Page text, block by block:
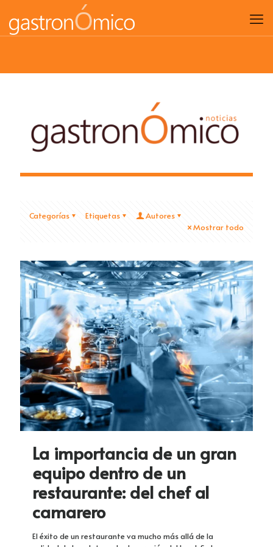
Categorías Etiquetas
Autores
Mostrar todo
La importancia de un gran
equipo dentro de un
restaurante: del chef al
camarero
El éxito de un restaurante va mucho más allá de la